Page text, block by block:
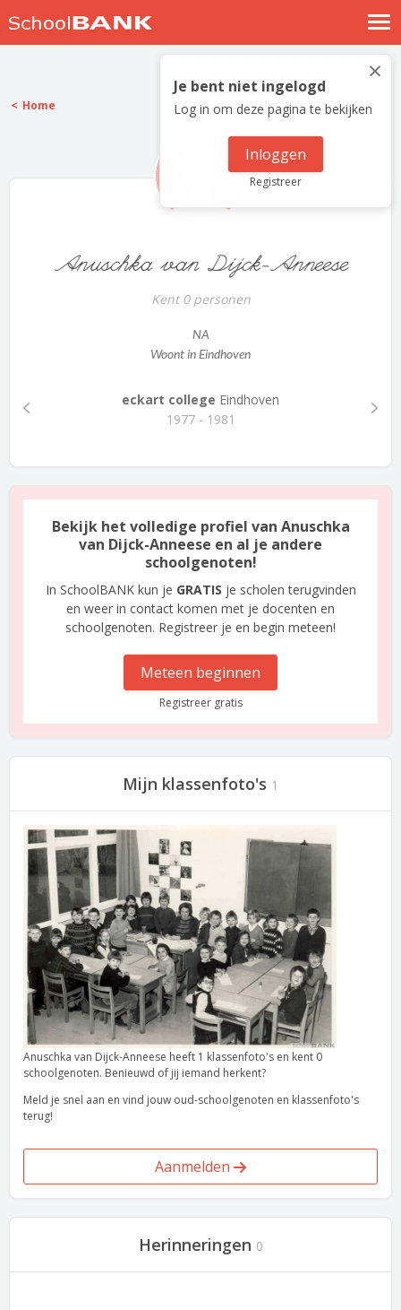
Nostalgische verhalen
Log in
Meld je gratis aan
×
Je bent niet ingelogd
Log in om deze pagina te bekijken
Inloggen
Registreer
Home
Anuschka van Dijck-Anneese
Kent 0 personen
NA
Woont in Eindhoven
eckart college Eindhoven
1977 - 1981
Bekijk het volledige profiel van Anuschka
van Dijck-Anneese en al je andere
schoolgenoten!
In SchoolBANK kun je GRATIS je scholen terugvinden
en weer in contact komen met je docenten en
schoolgenoten. Registreer je en begin meteen!
Meteen beginnen
Registreer gratis
Mijn klassenfoto's 1
Anuschka van Dijck-Anneese heeft 1 klassenfoto's en kent 0
schoolgenoten. Benieuwd of jij iemand herkent?
Meld je snel aan en vind jouw oud-schoolgenoten en klassenfoto's
terug!
Aanmelden
Herinneringen 0